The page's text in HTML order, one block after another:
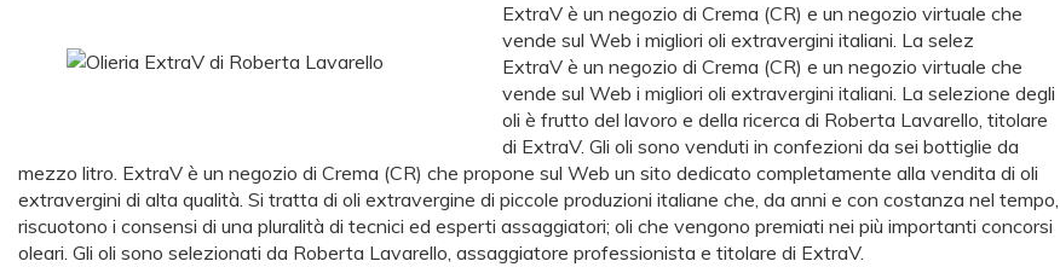
ExtraV è un negozio di Crema (CR) e un negozio virtuale che
vende sul Web i migliori oli extravergini italiani. La selez
ExtraV è un negozio di Crema (CR) e un negozio virtuale che
vende sul Web i migliori oli extravergini italiani. La selezione degli
oli è frutto del lavoro e della ricerca di Roberta Lavarello, titolare
di ExtraV. Gli oli sono venduti in confezioni da sei bottiglie da
mezzo litro. ExtraV è un negozio di Crema (CR) che propone sul Web un sito dedicato completamente alla vendita di oli
extravergini di alta qualità. Si tratta di oli extravergine di piccole produzioni italiane che, da anni e con costanza nel tempo,
riscuotono i consensi di una pluralità di tecnici ed esperti assaggiatori; oli che vengono premiati nei più importanti concorsi
oleari. Gli oli sono selezionati da Roberta Lavarello, assaggiatore professionista e titolare di ExtraV.